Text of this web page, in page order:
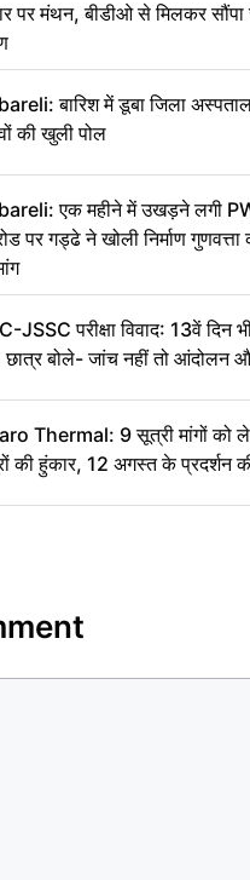
पर मंथन, बीडीओ से मिलकर
बारिश में डूबा जिला
की खुली पोल
एक महीने में उखड़ने लगी
पर गड्ढे ने खोली निर्माण
JSSC परीक्षा विवाद: 13वें दिन
छात्र बोले- जांच नहीं तो आंदोलन
Thermal: 9 सूत्री मांगों को
की हुंकार, 12 अगस्त के प्रदर्शन